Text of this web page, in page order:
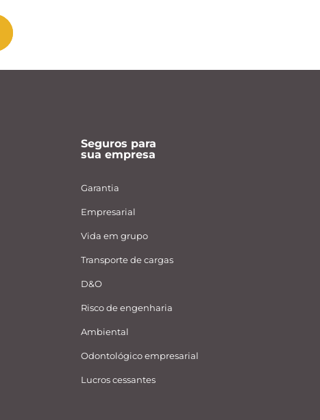
Seguros para
sua empresa
Garantia
Empresarial
Vida em grupo
Transporte de cargas
D&O
Risco de engenharia
Ambiental
Odontológico empresarial
Lucros cessantes